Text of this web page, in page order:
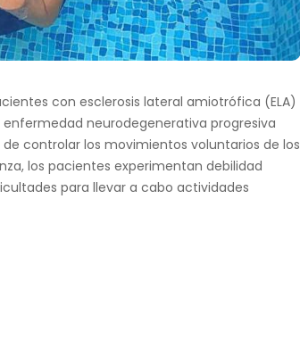
con esclerosis lateral amiotrófica (ELA)
neurodegenerativa progresiva
controlar los movimientos voluntarios de los
los pacientes experimentan debilidad
para llevar a cabo actividades